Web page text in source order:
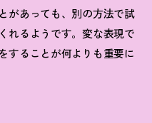
があっても、別の方法で試
れるようです。変な表現で
することが何よりも重要に